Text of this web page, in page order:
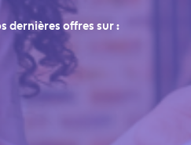
dernières offres sur :